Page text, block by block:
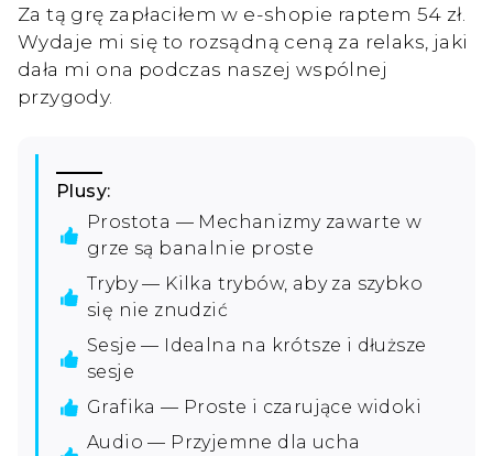
Za tą grę zapłaciłem w e-shopie raptem 54 zł.
Wydaje mi się to rozsądną ceną za relaks, jaki
dała mi ona podczas naszej wspólnej
przygody.
Plusy:
Prostota — Mechanizmy zawarte w
grze są banalnie proste
Tryby — Kilka trybów, aby za szybko
się nie znudzić
Sesje — Idealna na krótsze i dłuższe
sesje
Grafika — Proste i czarujące widoki
Audio — Przyjemne dla ucha